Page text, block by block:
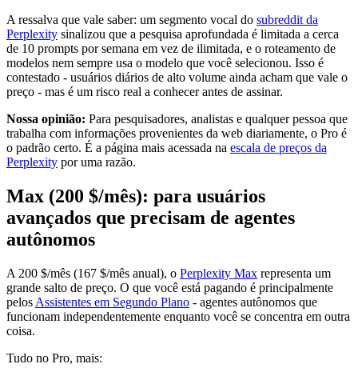
A ressalva que vale saber: um segmento vocal do subreddit da
Perplexity sinalizou que a pesquisa aprofundada é limitada a cerca
de 10 prompts por semana em vez de ilimitada, e o roteamento de
modelos nem sempre usa o modelo que você selecionou. Isso é
contestado - usuários diários de alto volume ainda acham que vale o
preço - mas é um risco real a conhecer antes de assinar.
Nossa opinião: Para pesquisadores, analistas e qualquer pessoa que
trabalha com informações provenientes da web diariamente, o Pro é
o padrão certo. É a página mais acessada na escala de preços da
Perplexity por uma razão.
Max (200 $/mês): para usuários
avançados que precisam de agentes
autônomos
A 200 $/mês (167 $/mês anual), o Perplexity Max representa um
grande salto de preço. O que você está pagando é principalmente
pelos Assistentes em Segundo Plano - agentes autônomos que
funcionam independentemente enquanto você se concentra em outra
coisa.
Tudo no Pro, mais: